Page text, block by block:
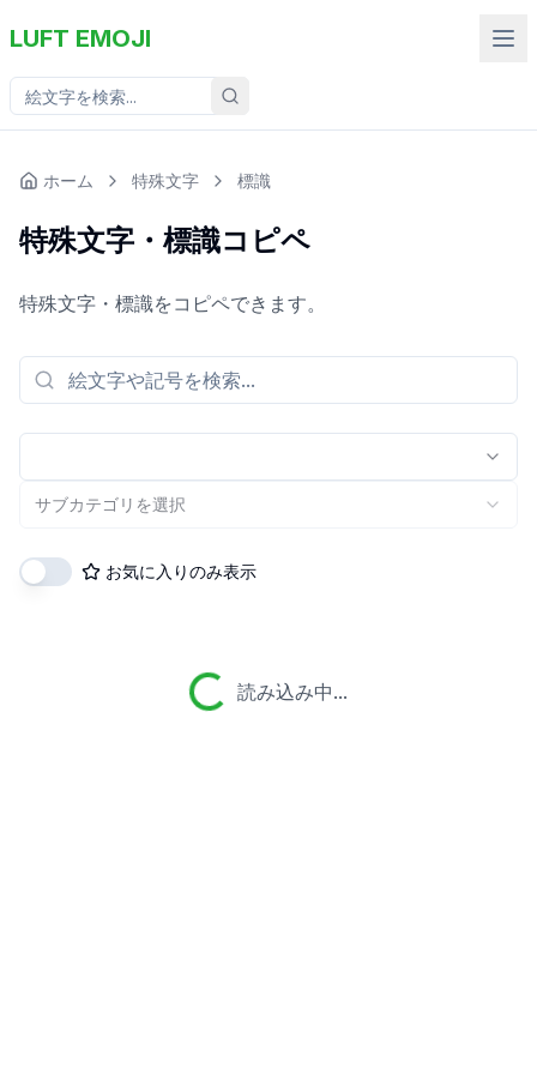
LUFT EMOJI
ホーム 特殊文字 標識
特殊文字・標識コピペ
特殊文字・標識をコピペできます。
サブカテゴリを選択
お気に入りのみ表示
読み込み中...